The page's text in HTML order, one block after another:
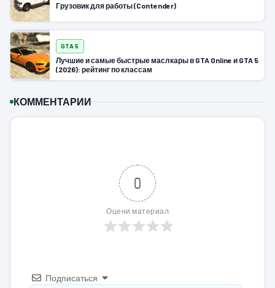
Грузовик для работы (Contender)
GTA 5
Лучшие и самые быстрые маслкары в GTA Online и GTA 5
(2026): рейтинг по классам
КОММЕНТАРИИ
0
Оцени материал
Подписаться